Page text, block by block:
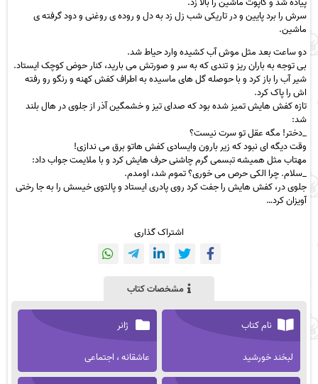
سرش را برد پایین و در تاریکی شب زل زد به دل و روده ی روغنی و دود گرفته ی
ماشین.
دو ساعت بعد مثل موش آب کشیده وارد حیاط شد.
بی توجه به باران ریز و تندی که به سر و صورتش می بارید، کنار حوض کوچک ایستاد.
شیر آب را باز کرد و با حوصله گل های ماسیده به اطراف کفش کهنه و رنگو رو رفته
اش را پاک کرد.
تازه کفش هایش تمیز شده بود که صدای تیز و خشمگین آذر از جلوی در هال بلند
شد:
_دختر! مگه عقل تو سرت نیست؟
وقت دیگه ای نبود که زیر بارون وایسادی کفش هاتو برق می ندازی!
مهتاب مثل همیشه تبسمی گرم چاشنی حرف هایش کرد و با ملایمت جواب داد:
_سلام. چرا الکی حرص می خوری؟ تموم شد، اومدم.
جلوی در، کفش هایش را جفت کرد روی پادری ایستاد و پالتوی خیسش را به جا رختی
آویزان کرد…
اشتراک گذاری
مشخصات کتاب
نام کتاب
لبخند خورشید
ژانر
عاشقانه ، اجتماعی